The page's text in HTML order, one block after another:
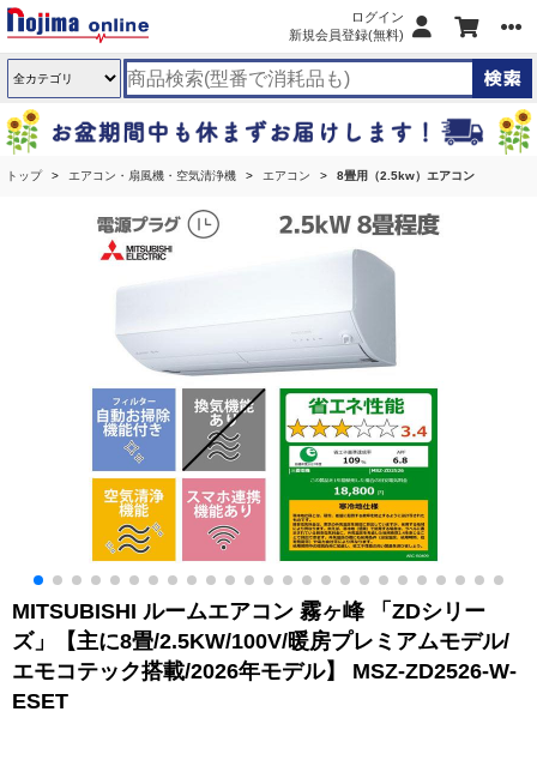
ログイン
新規会員登録(無料)
トップ エアコン・扇風機・空気清浄機 エアコン 8畳用（2.5kw）エアコン
MITSUBISHI ルームエアコン 霧ヶ峰 「ZDシリー
ズ」【主に8畳/2.5KW/100V/暖房プレミアムモデル/
エモコテック搭載/2026年モデル】 MSZ-ZD2526-W-
ESET